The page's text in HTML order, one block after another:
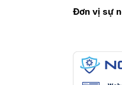
Đơn vị sự